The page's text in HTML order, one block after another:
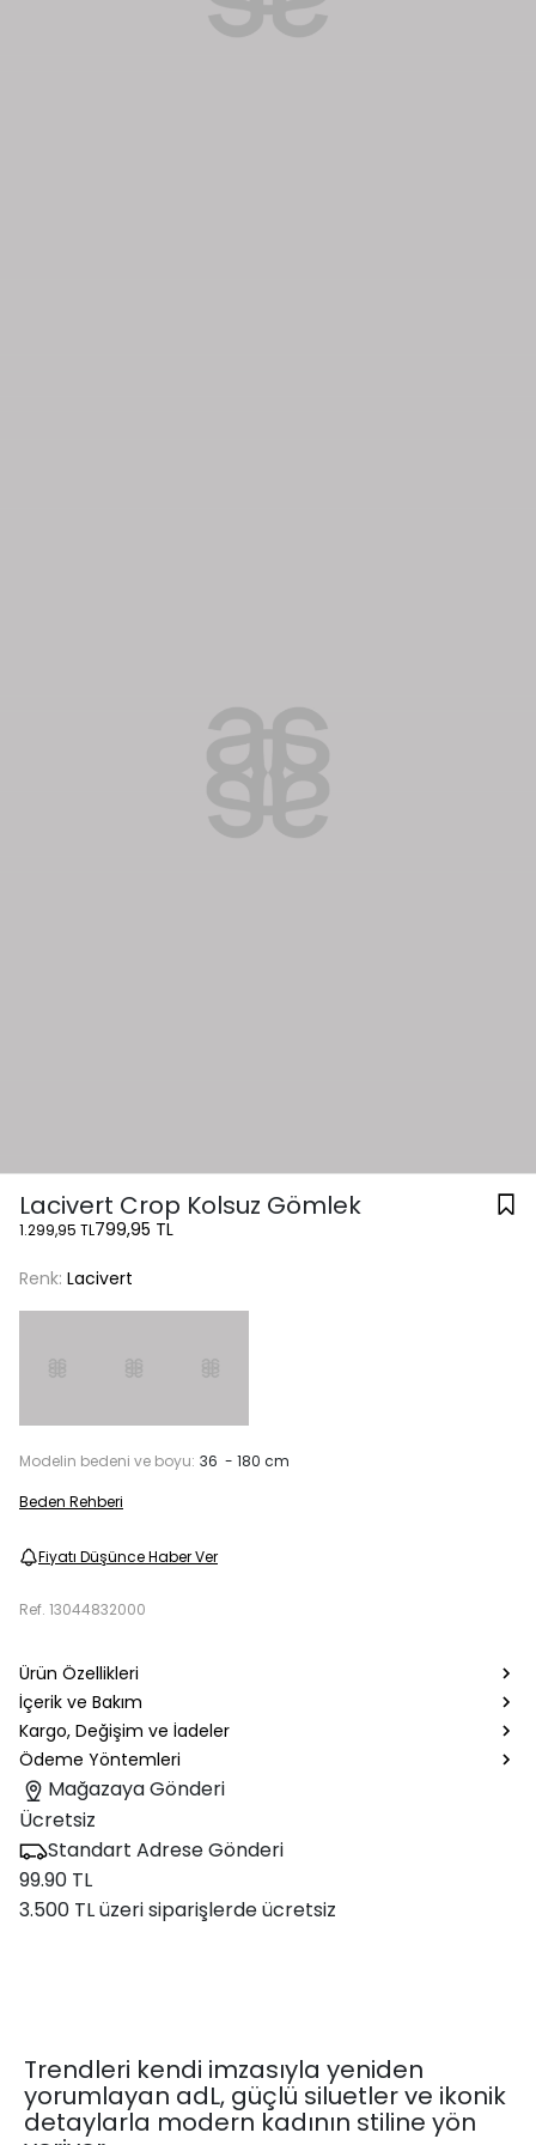
Lacivert Crop Kolsuz Gömlek
1.299,95 TL799,95 TL
Renk: Lacivert
Modelin bedeni ve boyu: 36 - 180 cm
Beden Rehberi
Fiyatı Düşünce Haber Ver
Ref. 13044832000
Ürün Özellikleri
İçerik ve Bakım
Kargo, Değişim ve İadeler
Ödeme Yöntemleri
Mağazaya Gönderi
Ücretsiz
Standart Adrese Gönderi
99.90 TL
3.500 TL üzeri siparişlerde ücretsiz
Trendleri kendi imzasıyla yeniden
yorumlayan adL, güçlü siluetler ve ikonik
detaylarla modern kadının stiline yön